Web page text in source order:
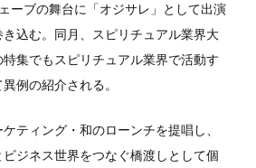
ーブの舞台に「オジサレ」として出演
き込む。同月、スピリチュアル業界大
集でもスピリチュアル業界で活動す
例の紹介される。
ティング・和のローンチを提唱し、
ジネス世界をつなぐ橋渡しとして個